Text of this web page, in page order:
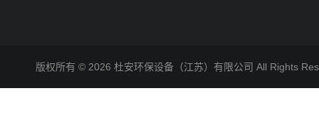
版权所有 © 2026 杜安环保设备（江苏）有限公司 All Rights